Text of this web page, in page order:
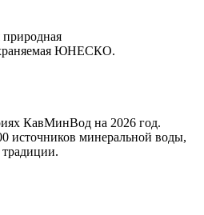
природная
ЮНЕСКО.
КавМинВод на 2026 год.
источников минеральной воды,